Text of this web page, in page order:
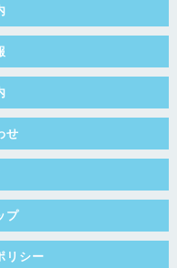
せ
プ
リシー